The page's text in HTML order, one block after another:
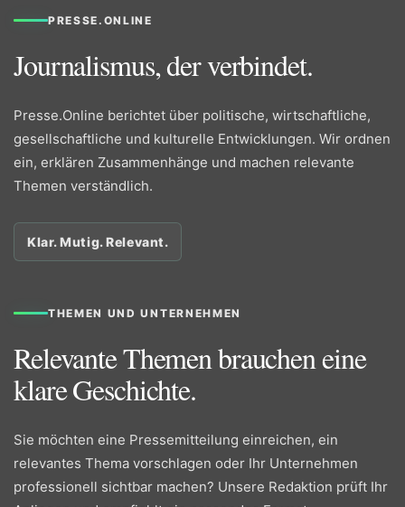
PRESSE.ONLINE
Journalismus, der verbindet.
Presse.Online berichtet über politische, wirtschaftliche,
gesellschaftliche und kulturelle Entwicklungen. Wir ordnen
ein, erklären Zusammenhänge und machen relevante
Themen verständlich.
Klar. Mutig. Relevant.
THEMEN UND UNTERNEHMEN
Relevante Themen brauchen eine
klare Geschichte.
Sie möchten eine Pressemitteilung einreichen, ein
relevantes Thema vorschlagen oder Ihr Unternehmen
professionell sichtbar machen? Unsere Redaktion prüft Ihr